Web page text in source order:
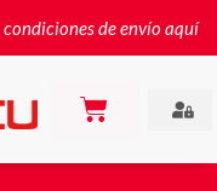
condiciones de envío aquí